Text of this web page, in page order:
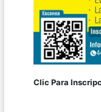
Clic Para